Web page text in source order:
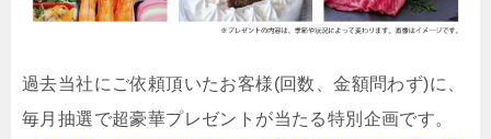
過去当社にご依頼頂いたお客様(回数、金額問わず)に、
毎月抽選で超豪華プレゼントが当たる特別企画です。